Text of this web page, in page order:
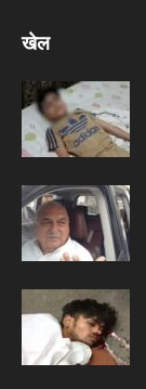
खेल